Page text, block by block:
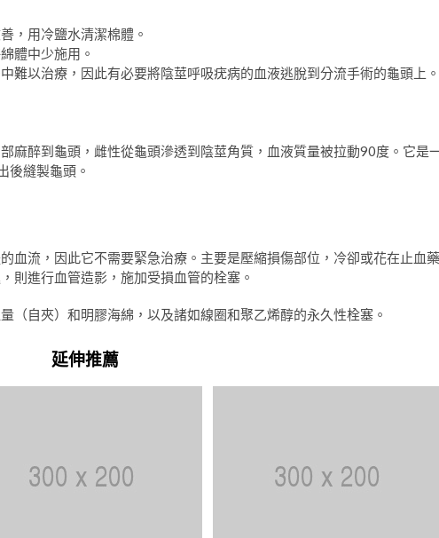
，用冷鹽水清潔棉體。
體中少施用。
難以治療，因此有必要將陰莖呼吸疣病的血液逃脫到分流手術的龜頭上。
麻醉到龜頭，雌性從龜頭滲透到陰莖角質，血液質量被拉動90度。它是
後縫製龜頭。
血流，因此它不需要緊急治療。主要是壓縮損傷部位，冷卻或花在止血藥
則進行血管造影，施加受損血管的栓塞。
（自夾）和明膠海綿，以及諸如線圈和聚乙烯醇的永久性栓塞。
延伸推薦